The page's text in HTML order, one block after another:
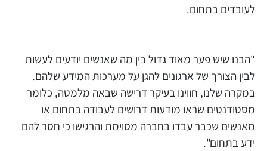
לעובדים בתחום.
"הבנו שיש פער מאוד גדול בין מה שאנשים יודעים לעשות
לבין הצורך של ארגונים להגן על מערכות המידע שלהם.
במקרה שלנו, חווינו בעיקר דרישה שבאה מלמטה, כלומר
מסטודנטים שראו מודעות דרושים לעבודה בתחום או
מאנשים שכבר עבדו בחברה מסוימת והרגישו כי חסר להם
ידע בתחום".